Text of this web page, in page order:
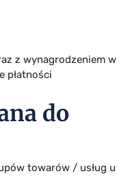
z wynagrodzeniem w
płatności
do
towarów / usług u